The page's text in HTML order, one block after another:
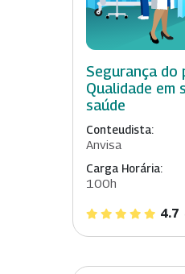
Segurança do
Qualidade em
saúde
Conteudista:
Anvisa
Carga Horária:
100h
4.7